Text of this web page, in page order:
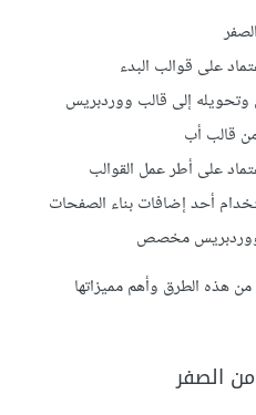
على قوالب البدء
إلى قالب ووردبريس
قالب أب
على أطر عمل القوالب
أحد إضافات بناء الصفحات
مخصص
هذه الطرق وأهم مميزاتها